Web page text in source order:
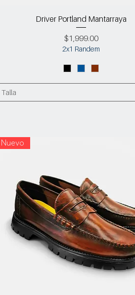
Driver Portland Mantarraya
Precio
$1,999.00
2x1 Randem
Talla
Nuevo